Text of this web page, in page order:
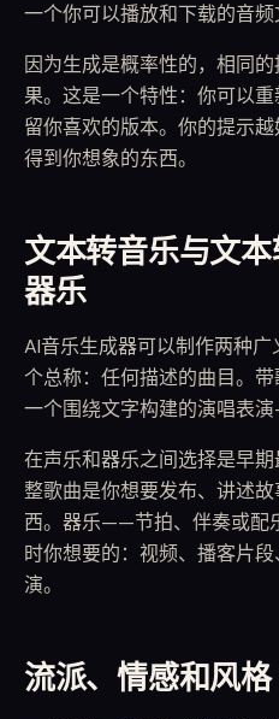
一个你可以播放和下载的音频
因为生成是概率性的，相同
果。这是一个特性：你可以
留你喜欢的版本。你的提示
得到你想象的东西。
文本转音乐与文
器乐
AI音乐生成器可以制作两种
个总称：任何描述的曲目。
一个围绕文字构建的演唱表
在声乐和器乐之间选择是早
整歌曲是你想要发布、讲述
西。器乐——节拍、伴奏或
时你想要的：视频、播客片
演。
流派、情感和风格